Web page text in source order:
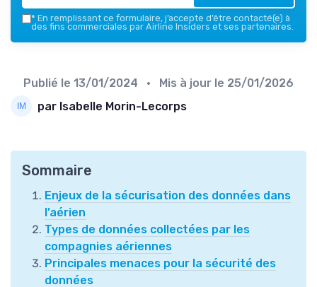
* En remplissant ce formulaire, j’accepte d’être contacté(e) à
des fins commerciales par Airline Insiders et ses partenaires.
Publié le 13/01/2024 • Mis à jour le 25/01/2026
par Isabelle Morin-Lecorps
Sommaire
Enjeux de la sécurisation des données dans
l’aérien
Types de données collectées par les
compagnies aériennes
Principales menaces pour la sécurité des
données